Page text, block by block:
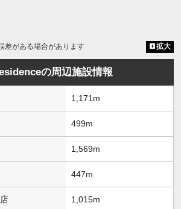
差がある場合があります 拡大
の周辺施設情報
1,171m
499m
1,569m
447m
1,015m